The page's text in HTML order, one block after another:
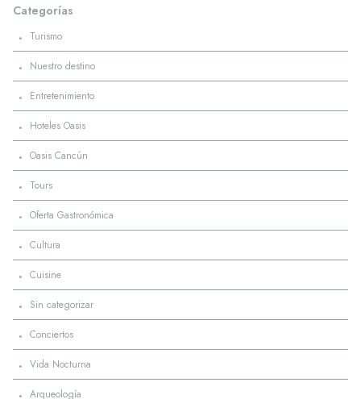
Categorías
· Turismo
· Nuestro destino
· Entretenimiento
· Hoteles Oasis
· Oasis Cancún
· Tours
· Oferta Gastronómica
· Cultura
· Cuisine
· Sin categorizar
· Conciertos
· Vida Nocturna
Arqueología